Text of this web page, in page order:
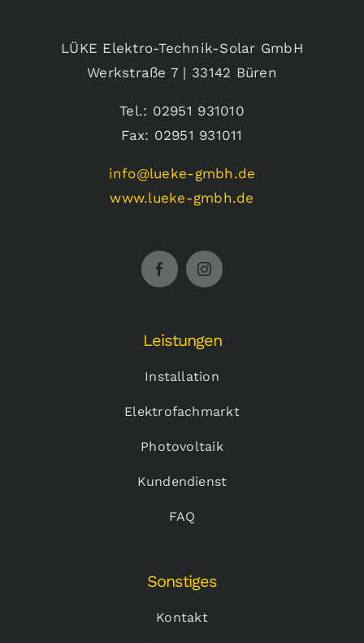
LÜKE Elektro-Technik-Solar GmbH
Werkstraße 7 | 33142 Büren
Tel.: 02951 931010
Fax: 02951 931011
info@lueke-gmbh.de
www.lueke-gmbh.de
Leistungen
Installation
Elektrofachmarkt
Photovoltaik
Kundendienst
FAQ
Sonstiges
Kontakt